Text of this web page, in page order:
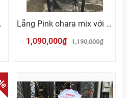
Lẵng Pink ohara mix với cỏ hoa Nam Phi
1,090,000₫ 1,190,000₫